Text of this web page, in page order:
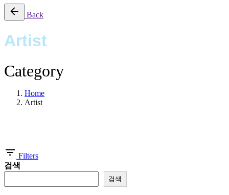
Back
Artist
Category
Home
Artist
Filters
검색
검색